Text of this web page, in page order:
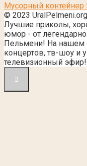
Мусорный
© 2023 UralPelmeni.org
Лучшие приколы,
юмор - от
Пельмени! На нашем
концертов, тв-шоу и
телевизионный эфир!